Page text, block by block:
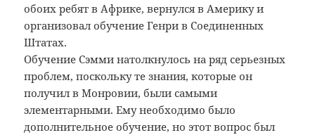
обоих ребят в Африке, вернулся в Америку и
организовал обучение Генри в Соединенных
Штатах.
Обучение Сэмми натолкнулось на ряд серьезных
проблем, поскольку те знания, которые он
получил в Монровии, были самыми
элементарными. Ему необходимо было
дополнительное обучение, но этот вопрос был